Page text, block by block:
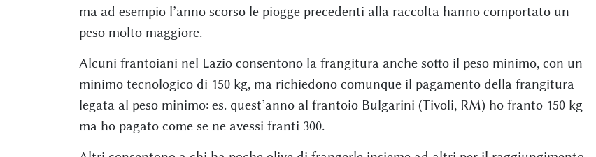
ma ad esempio l’anno scorso le piogge precedenti alla raccolta hanno comportato un
peso molto maggiore.
Alcuni frantoiani nel Lazio consentono la frangitura anche sotto il peso minimo, con un
minimo tecnologico di 150 kg, ma richiedono comunque il pagamento della frangitura
legata al peso minimo: es. quest’anno al frantoio Bulgarini (Tivoli, RM) ho franto 150 kg
ma ho pagato come se ne avessi franti 300.